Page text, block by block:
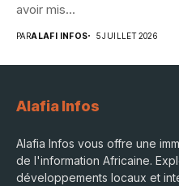
avoir mis...
PARALAFI INFOS 5 JUILLET 2026
Alafia Infos
Alafia Infos vous offre une
de l'information Africaine.
développements locaux et